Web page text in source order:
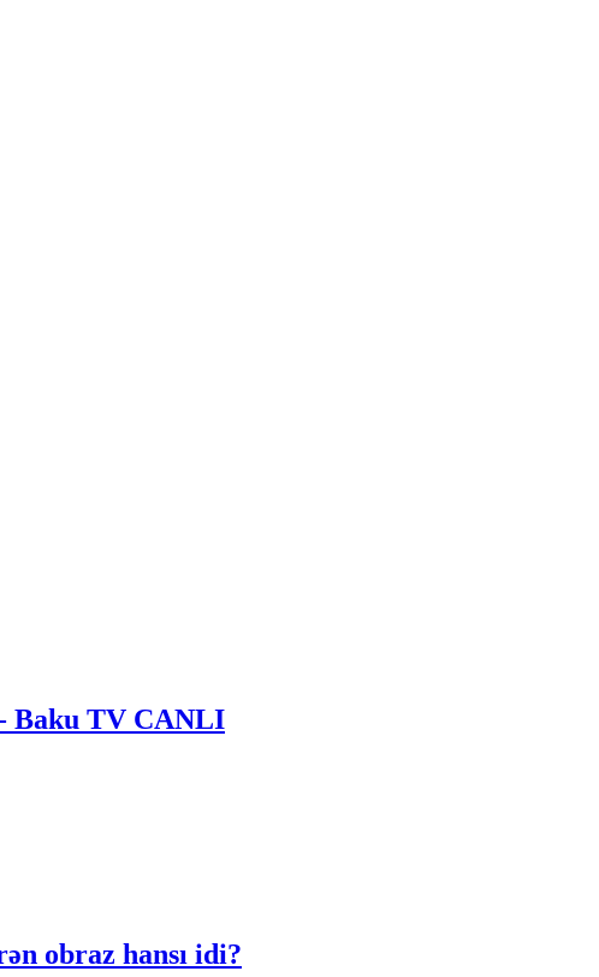
- Baku TV CANLI
obraz hansı idi?